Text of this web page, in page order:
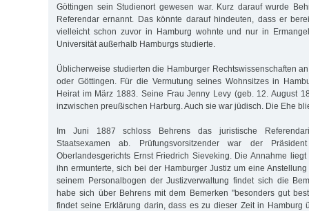
Göttingen sein Studienort gewesen war. Kurz darauf wurde
Referendar ernannt. Das könnte darauf hindeuten, dass er
vielleicht schon zuvor in Hamburg wohnte und nur in
Universität außerhalb Hamburgs studierte.
Üblicherweise studierten die Hamburger Rechtswissenschaften
oder Göttingen. Für die Vermutung seines Wohnsitzes in
Heirat im März 1883. Seine Frau Jenny Levy (geb. 12. August
inzwischen preußischen Harburg. Auch sie war jüdisch. Die Ehe
Im Juni 1887 schloss Behrens das juristische
Staatsexamen ab. Prüfungsvorsitzender war der
Oberlandesgerichts Ernst Friedrich Sieveking. Die Annahme
ihn ermunterte, sich bei der Hamburger Justiz um eine
seinem Personalbogen der Justizverwaltung findet sich die
habe sich über Behrens mit dem Bemerken "besonders gut
findet seine Erklärung darin, dass es zu dieser Zeit in Hamburg